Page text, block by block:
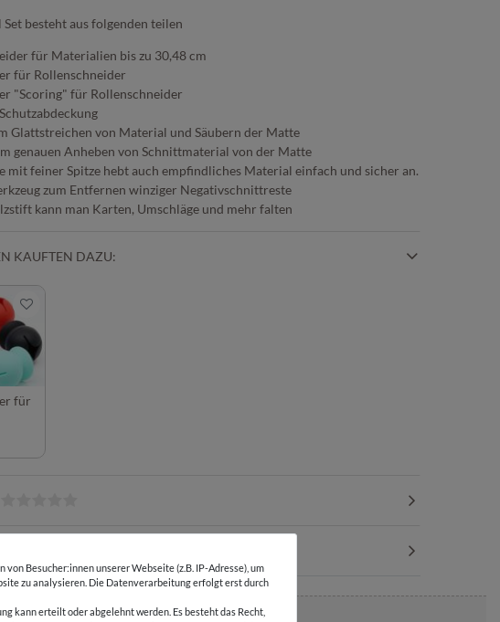
Set besteht aus folgenden teilen
für Materialien bis zu 30,48 cm
für Rollenschneider
"Scoring" für Rollenschneider
Glattstreichen von Material und Säubern der Matte
genauen Anheben von Schnittmaterial von der Matte
mit feiner Spitze hebt auch empfindliches Material einfach und sicher an.
zum Entfernen winziger Negativschnittreste
kann man Karten, Umschläge und mehr falten
KAUFTEN DAZU:
für
Besucher:innen unserer Webseite (z.B. IP-Adresse), um
zu analysieren. Die Datenverarbeitung erfolgt erst durch
kann erteilt oder abgelehnt werden. Es besteht das Recht,